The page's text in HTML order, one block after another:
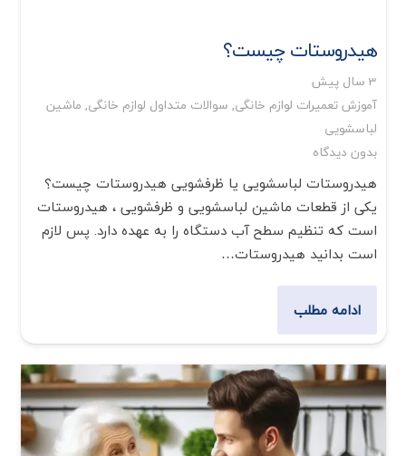
هیدروستات چیست؟
3 سال پیش
آموزش تعمیرات لوازم خانگی, سوالات متداول لوازم خانگی, ماشین
لباسشویی
بدون دیدگاه
هیدروستات لباسشویی یا ظرفشویی هیدروستات چیست؟
یکی از قطعات ماشین لباسشویی و ظرفشویی ، هیدروستات
است که تنظیم سطح آب دستگاه را به عهده دارد. پس لازم
است بدانید هیدروستات…
ادامه مطلب